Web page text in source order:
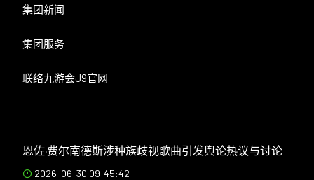
集团新闻
集团服务
联络九游会J9官网
恩佐·费尔南德斯涉种族歧视歌曲引发舆论热议与讨论
2026-06-30 09:45:42